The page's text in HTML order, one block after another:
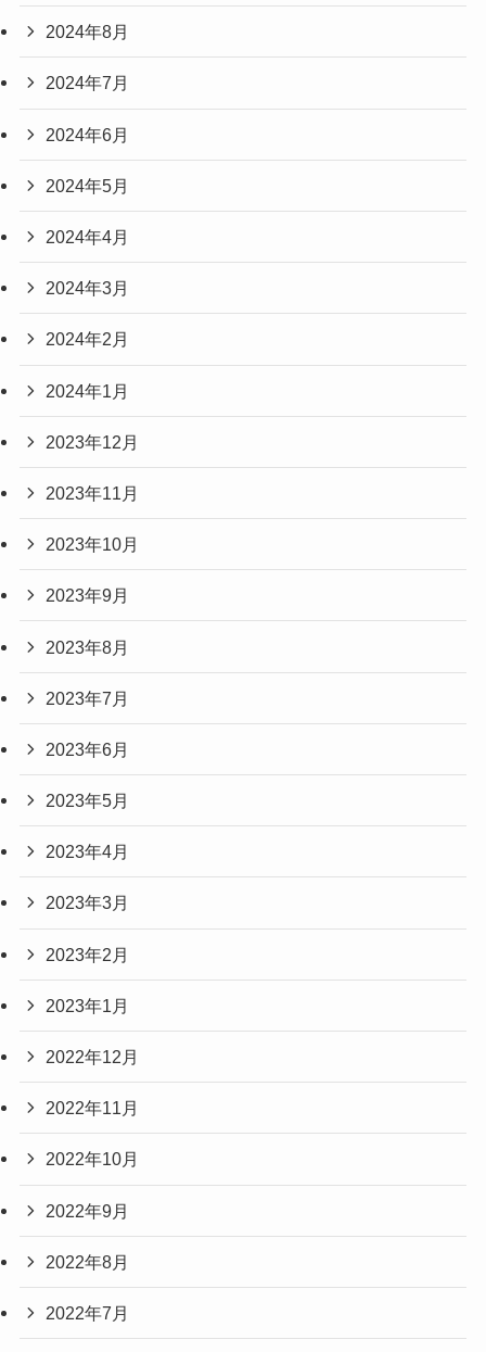
2024年8月
2024年7月
2024年6月
2024年5月
2024年4月
2024年3月
2024年2月
2024年1月
2023年12月
2023年11月
2023年10月
2023年9月
2023年8月
2023年7月
2023年6月
2023年5月
2023年4月
2023年3月
2023年2月
2023年1月
2022年12月
2022年11月
2022年10月
2022年9月
2022年8月
2022年7月